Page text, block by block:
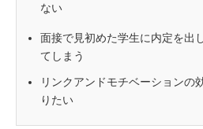
ない
面接で見初めた学生に内定を出
てしまう
リンクアンドモチベーションの
りたい